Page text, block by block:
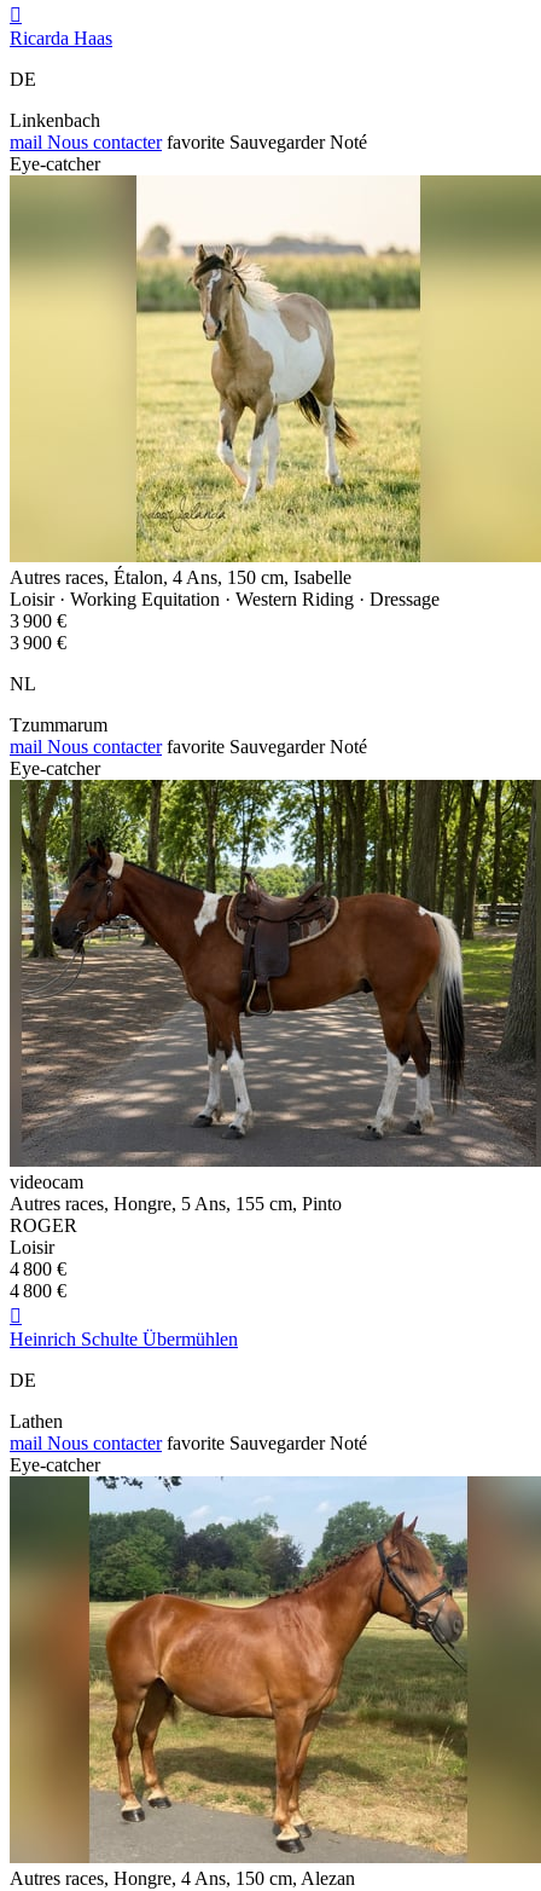

Ricarda Haas
DE
Linkenbach
mail Nous contacter favorite Sauvegarder Noté
Eye-catcher
Autres races, Étalon, 4 Ans, 150 cm, Isabelle
Loisir · Working Equitation · Western Riding · Dressage
3 900 €
3 900 €
NL
Tzummarum
mail Nous contacter favorite Sauvegarder Noté
Eye-catcher
videocam
Autres races, Hongre, 5 Ans, 155 cm, Pinto
ROGER
Loisir
4 800 €
4 800 €

Heinrich Schulte Übermühlen
DE
Lathen
mail Nous contacter favorite Sauvegarder Noté
Eye-catcher
Autres races, Hongre, 4 Ans, 150 cm, Alezan